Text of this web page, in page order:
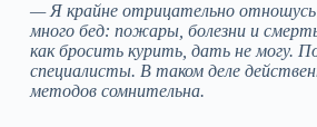
— Я крайне отрицательно
много бед: пожары, болезни и
как бросить курить, дать не могу.
специалисты. В таком деле
методов сомнительна.